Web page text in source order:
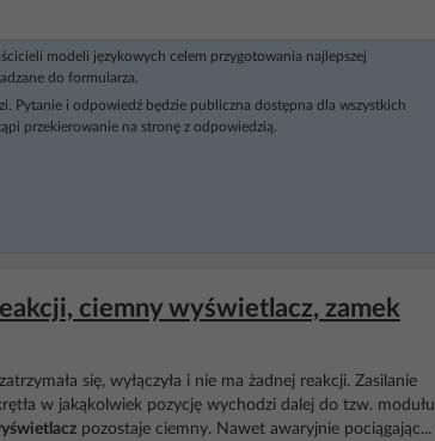
modeli językowych celem przygotowania najlepszej
do formularza.
Pytanie i odpowiedź będzie publiczna dostępna dla wszystkich
przekierowanie na stronę z odpowiedzią.
ciemny wyświetlacz, zamek
się, wyłączyła i nie ma żadnej reakcji. Zasilanie
w jakąkolwiek pozycję wychodzi dalej do tzw. modułu
pozostaje ciemny. Nawet awaryjnie pociągając...